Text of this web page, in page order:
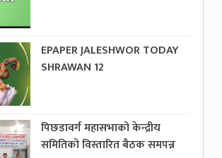
EPAPER JALESHWOR TODAY
SHRAWAN 12
पिछडावर्ग महासभाको केन्द्रीय
समितिको विस्तारित बैठक समपन्न